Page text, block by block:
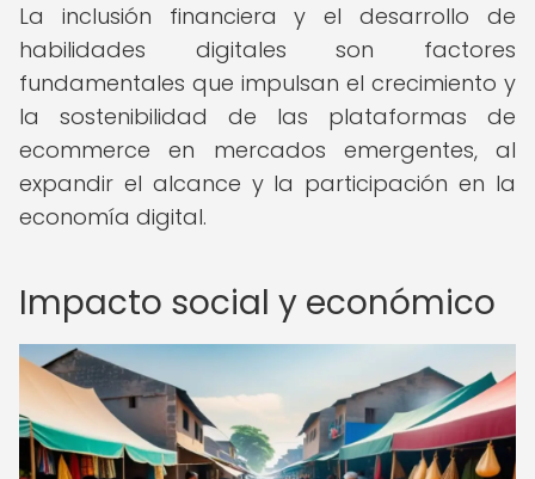
La inclusión financiera y el desarrollo de
habilidades digitales son factores
fundamentales que impulsan el crecimiento y
la sostenibilidad de las plataformas de
ecommerce en mercados emergentes, al
expandir el alcance y la participación en la
economía digital.
Impacto social y económico